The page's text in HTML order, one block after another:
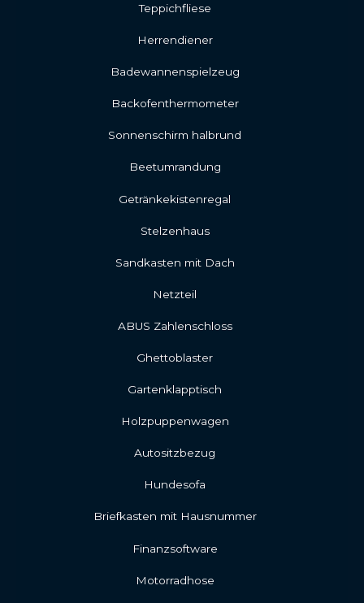
Teppichfliese
Herrendiener
Badewannenspielzeug
Backofenthermometer
Sonnenschirm halbrund
Beetumrandung
Getränkekistenregal
Stelzenhaus
Sandkasten mit Dach
Netzteil
ABUS Zahlenschloss
Ghettoblaster
Gartenklapptisch
Holzpuppenwagen
Autositzbezug
Hundesofa
Briefkasten mit Hausnummer
Finanzsoftware
Motorradhose